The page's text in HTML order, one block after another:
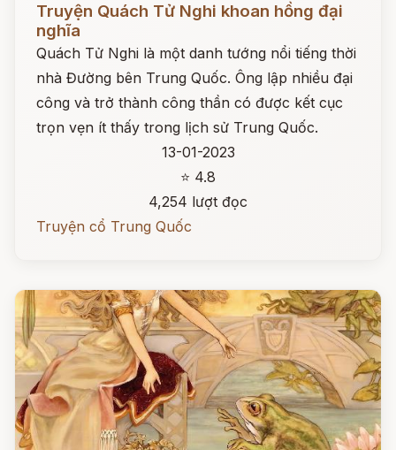
Truyện Quách Tử Nghi khoan hồng đại
nghĩa
Quách Tử Nghi là một danh tướng nổi tiếng thời
nhà Đường bên Trung Quốc. Ông lập nhiều đại
công và trở thành công thần có được kết cục
trọn vẹn ít thấy trong lịch sử Trung Quốc.
13-01-2023
⭐ 4.8
4,254 lượt đọc
Truyện cổ Trung Quốc